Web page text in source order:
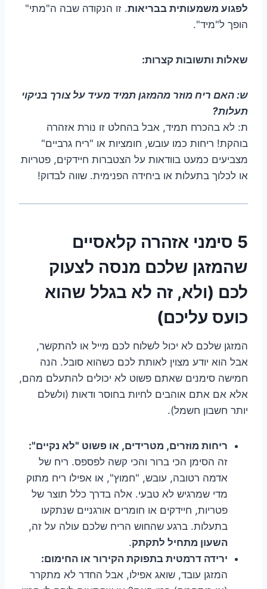
לפגוע משמעותית בבריאות. זו הנקודה שבה ה"מתי"
הופך ל"מיד".
שאלות ותשובות קצרות:
ש: האם ריח מוזר מהמזגן תמיד מעיד על צורך בניקוי
תעלות?
ת: לא בהכרח תמיד, אבל בהחלט זו נורת אזהרה
בוהקת! ריחות כמו עובש, חומציות או "ריח גרביים"
מצביעים כמעט בוודאות על הצטברות חיידקים, פטריות
או לכלוך בתעלות או ביחידה הפנימית. שווה לבדוק!
5 סימני אזהרה קלאסיים
שהמזגן שלכם מנסה לצעוק
לכם (ולא, זה לא בגלל שהוא
כועס עליכם)
המזגן שלכם לא יכול לשלוח לכם מייל או להתקשר,
אבל הוא יודע מצוין לאותת לכם כשהוא סובל. הנה
חמישה סימנים שאתם פשוט לא יכולים להתעלם מהם,
אלא אם אתם אוהבים לחיות בחוסר ודאות (ולשלם
יותר חשבון חשמל).
ריחות מוזרים, מטרידים, או פשוט "לא נקיים":
זה הסימן הכי ברור והכי קשה לפספס. ריח של
אדמה רטובה, עובש, "חמוץ", או אפילו ריח מתוק
מדי שמרגיש לא טבעי. אלה בדרך כלל תוצר של
פטריות, חיידקים או חומרים אורגניים שנתקעו
בתעלות. ברגע שהחוש הריח שלכם עולה על זה,
השעון מתחיל לתקתק.
ירידה דרמטית בתפוקת הקירור או החימום:
המזגן עובד, שואג אפילו, אבל החדר לא מתקרר